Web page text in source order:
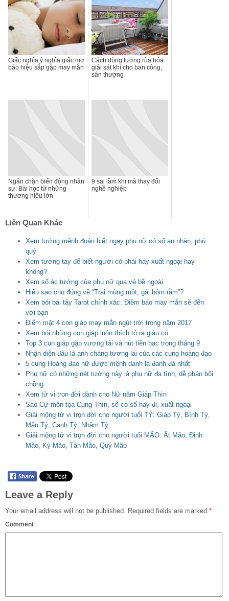
Giấc nghĩa ý nghĩa giấc mơ
báo hiệu sắp gặp may mắn
Cách dùng tượng rùa hóa
giải sát khí cho ban công,
sân thượng
Ngăn chặn biến động nhân
sự: Bài học từ những
thương hiệu lớn
9 sai lầm khi mà thay đổi
nghề nghiệp
Liên Quan Khác
Xem tướng mệnh đoán biết ngay phụ nữ có số an nhàn, phú
quý
Xem tướng tay để biết người có phải hay xuất ngoại hay
không?
Xem số ác tướng của phụ nữ qua vẻ bề ngoài
Hiểu sao cho đúng về “Trai mùng một, gái hôm rằm”?
Xem bói bài tây Tarot chính xác: Điềm báo may mắn sẽ đến
với bạn
Điểm mặt 4 con giáp may mắn ngút trời trong năm 2017
Xem bói những con giáp luôn thích tỏ ra giàu có
Top 3 con giáp gặp vượng tài và hút tiền bạc trọng tháng 9
Nhận diện đâu là anh chàng tương lai của các cung hoàng đạo
5 cung Hoàng đạo nữ được mệnh danh là đanh đá nhất
Phụ nữ có những nét tướng này là phụ nữ đa tình, dễ phản bội
chồng
Xem tử vi trọn đời dành cho Nữ năm Giáp Thìn
Sao Cự môn tọa Cung Thìn, sẽ có số hay đi, xuất ngoại
Giải mộng tử vi trọn đời cho người tuổi TÝ: Giáp Tý, Bính Tý,
Mậu Tý, Canh Tý, Nhâm Tý
Giải mộng tử vi trọn đời cho người tuổi MÃO: Ất Mão, Đinh
Mão, Kỷ Mão, Tân Mão, Quý Mão
Leave a Reply
Your email address will not be published. Required fields are marked *
Comment